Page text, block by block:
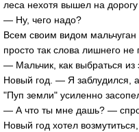
леса нехотя вышел на
— Ну, чего надо?
Всем своим видом
просто так слова лишнего не
— Мальчик, как выбраться
Новый год. — Я заблудился,
"Пуп земли" усиленно
— А что ты мне дашь? —
Новый год хотел